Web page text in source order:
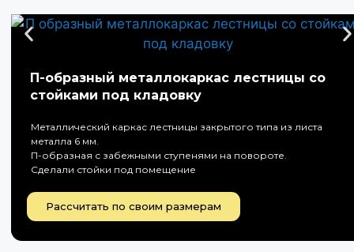
П-образный металлокаркас лестницы со
стойками под кладовку
Металлический каркас лестницы закрытого типа из листа
металла 6 мм.
П-образная с забежными ступенями на повороте.
Сделали стойки под помещение
Рассчитать по своим размерам